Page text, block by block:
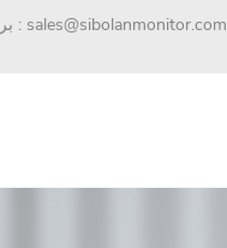
بريد الالكتروني : sales@sibolanmonitor.com